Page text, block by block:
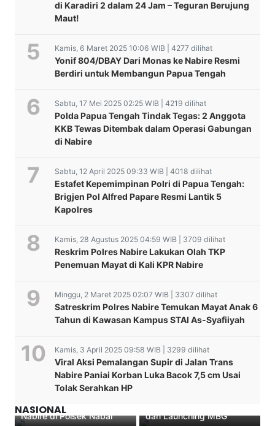
di Karadiri 2 dalam 24 Jam – Teguran Berujung
Maut!
Kamis, 6 Maret 2025 10:06 WIB | 4277 dilihat
Yonif 804/DBAY Dari Monas ke Nabire Resmi
Berdiri untuk Membangun Papua Tengah
Sabtu, 17 Mei 2025 02:25 WIB | 4219 dilihat
Polda Papua Tengah Tindak Tegas: 2 Anggota
KKB Tewas Ditembak dalam Operasi Gabungan
di Nabire
Sabtu, 12 April 2025 09:33 WIB | 4018 dilihat
Estafet Kepemimpinan Polri di Papua Tengah:
Brigjen Pol Alfred Papare Resmi Lantik 5
Kapolres
Kamis, 28 Agustus 2025 04:59 WIB | 3709 dilihat
Reskrim Polres Nabire Lakukan Olah TKP
Penemuan Mayat di Kali KPR Nabire
Minggu, 2 Maret 2025 02:07 WIB | 3307 dilihat
Satreskrim Polres Nabire Temukan Mayat Anak 6
Tahun di Kawasan Kampus STAI As-Syafiiyah
Kamis, 3 April 2025 09:58 WIB | 3299 dilihat
Viral Aksi Pemalangan Supir di Jalan Trans
Nabire Paniai Korban Luka Bacok 7,5 cm Usai
Tolak Serahkan HP
NASIONAL
Nabire di Polsek Nabar
Generasi Sehat, Nabire
Hebat! Wabup
dan Launching MBG
Pancasila Warisan
Berharga Bangsa
dan Dex Series,Tetap